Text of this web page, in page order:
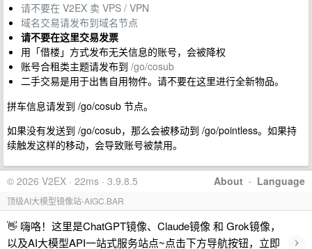
请不要在 V2EX 卖 VPS / VPN
域名交易请发布到域名节点
请不要在这里交易发票
用「借楼」方式发布无关信息的账号，会被降权
账号合租类主题请发布到 /go/cosub
二手交易是用于出售自用物件。请不要在这里进行全新物品。
拼车信息请发到 /go/cosub 节点。
如果没有发送到 /go/cosub，那么会被移动到 /go/pointless。如果持
续触发这样的移动，会导致账号被禁用。
About · Language
© 2026 V2EX · 22ms · 3.9.8.5
顶级AI大模型镜像站-AIGC.BAR
👋 嗨咯！这里是ChatGPT镜像、Claude镜像 和 Grok镜像，
以及AI大模型API一站式服务站点~点击下方导航按钮，立即
›